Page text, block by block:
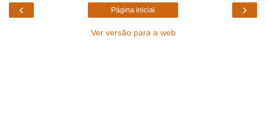
‹ ›
Página inicial
Ver versão para a web